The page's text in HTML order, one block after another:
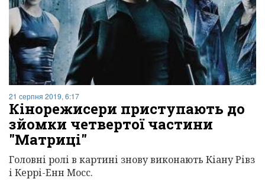
21 серпня 2019, 6:17
Кінорежисери приступають до
зйомки четвертої частини
"Матриці"
Головні ролі в картині знову виконають Кіану Рівз
і Керрі-Енн Мосс.